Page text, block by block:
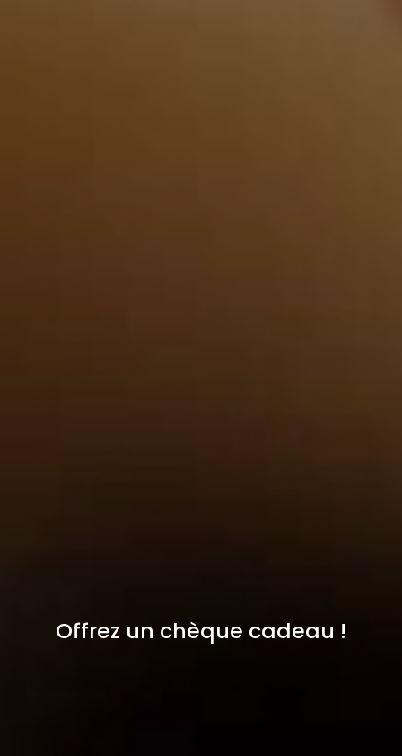
Offrez un chèque cadeau !